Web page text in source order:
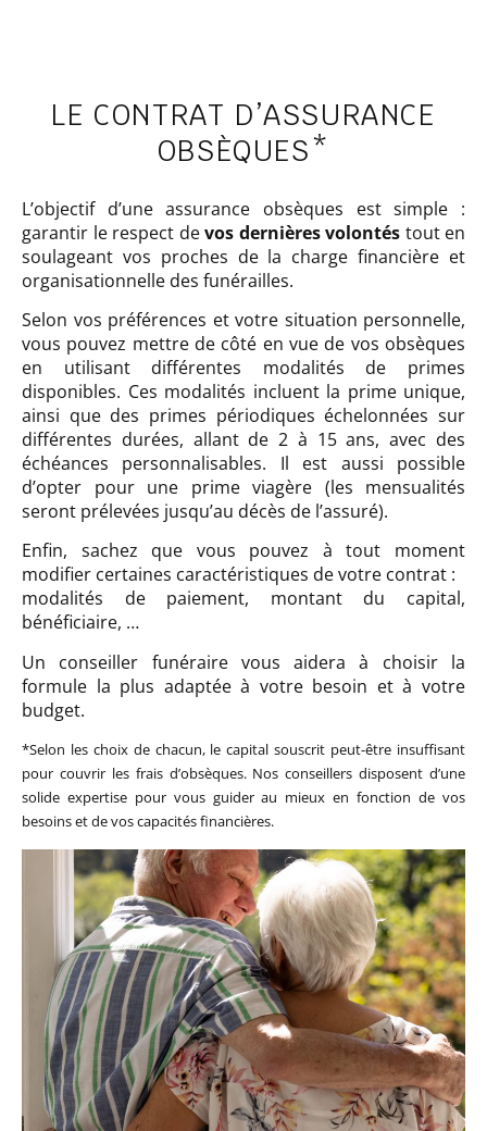
LE CONTRAT D’ASSURANCE
OBSÈQUES*
L’objectif d’une assurance obsèques est simple :
garantir le respect devos dernières volontés tout en
soulageant vos proches de la charge financière et
organisationnelle des funérailles.
Selon vos préférences et votre situation personnelle,
vous pouvez mettre de côté en vue de vos obsèques
en utilisant différentes modalités de primes
disponibles. Ces modalités incluent la prime unique,
ainsi que des primes périodiques échelonnées sur
différentes durées, allant de 2 à 15 ans, avec des
échéances personnalisables. Il est aussi possible
d’opter pour une prime viagère (les mensualités
seront prélevées jusqu’au décès de l’assuré).
Enfin, sachez que vous pouvez à tout moment
modifier certaines caractéristiques de votre contrat :
modalités de paiement, montant du capital,
bénéficiaire, …
Un conseiller funéraire vous aidera à choisir la
formule la plus adaptée à votre besoin et à votre
budget.
*Selon les choix de chacun, le capital souscrit peut-être insuffisant
pour couvrir les frais d’obsèques. Nos conseillers disposent d’une
solide expertise pour vous guider au mieux en fonction de vos
besoins et de vos capacités financières.